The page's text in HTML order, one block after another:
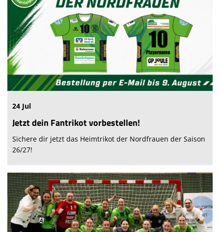
24 Jul
Jetzt dein Fantrikot vorbestellen!
Sichere dir jetzt das Heimtrikot der Nordfrauen der Saison
26/27!